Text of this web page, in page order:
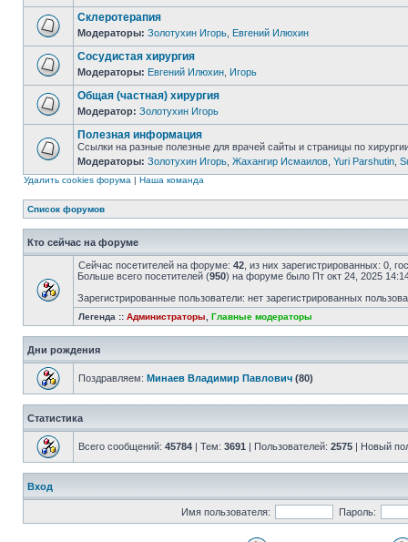
Склеротерапия
Модераторы: Золотухин Игорь Евгений Илюхин
Сосудистая хирургия
Модераторы: Евгений Илюхин Игорь
Общая (частная) хирургия
Модератор: Золотухин Игорь
Полезная информация
Ссылки на разные полезные для врачей сайты и страницы по
Модераторы: Золотухин Игорь Жахангир Исмаилов Yuri Parshutin
Удалить cookies форума | Наша команда
Список форумов
Кто сейчас на форуме
Сейчас посетителей на форуме: 42 , из них зарегистрированных: 0,
Больше всего посетителей (950) на форуме было Пт окт 24, 2025
Зарегистрированные пользователи: нет зарегистрированных
Легенда :: Администраторы Главные модераторы
Дни рождения
Поздравляем: Минаев Владимир Павлович (80)
Статистика
Всего сообщений: 45784 | Тем: 3691 | Пользователей: 2575 | Новый
Вход
Имя пользователя: Пароль: